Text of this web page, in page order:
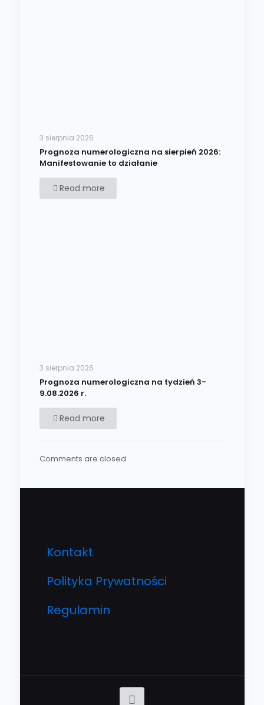
3 sierpnia 2026
Prognoza numerologiczna na sierpień 2026:
Manifestowanie to działanie
Read more
3 sierpnia 2026
Prognoza numerologiczna na tydzień 3-
9.08.2026 r.
Read more
Comments are closed.
Kontakt
Polityka Prywatności
Regulamin